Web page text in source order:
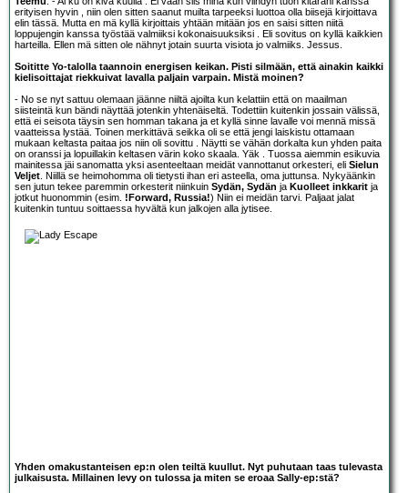
erityisen hyvin , niin olen sitten saanut muilta tarpeeksi luottoa olla biisejä kirjoittava
elin tässä. Mutta en mä kyllä kirjoittais yhtään mitään jos en saisi sitten niitä
loppujengin kanssa työstää valmiiksi kokonaisuuksiksi . Eli sovitus on kyllä kaikkien
harteilla. Ellen mä sitten ole nähnyt jotain suurta visiota jo valmiiks. Jessus.
Soititte Yo-talolla taannoin energisen keikan. Pisti silmään, että ainakin kaikki
kielisoittajat riekkuivat lavalla paljain varpain. Mistä moinen?
- No se nyt sattuu olemaan jäänne niiltä ajoilta kun kelattiin että on maailman
siisteintä kun bändi näyttää jotenkin yhtenäiseltä. Todettiin kuitenkin jossain välissä,
että ei seisota täysin sen homman takana ja et kyllä sinne lavalle voi mennä missä
vaatteissa lystää. Toinen merkittävä seikka oli se että jengi laiskistu ottamaan
mukaan keltasta paitaa jos niin oli sovittu . Näytti se vähän dorkalta kun yhden paita
on oranssi ja lopuillakin keltasen värin koko skaala. Yäk . Tuossa aiemmin esikuvia
mainitessa jäi sanomatta yksi asenteeltaan meidät vannottanut orkesteri, eli Sielun
Veljet. Niillä se heimohomma oli tietysti ihan eri asteella, oma juttunsa. Nykyäänkin
sen jutun tekee paremmin orkesterit niinkuin Sydän, Sydän ja Kuolleet inkkarit ja
jotkut huonommin (esim. !Forward, Russia!) Niin ei meidän tarvi. Paljaat jalat
kuitenkin tuntuu soittaessa hyvältä kun jalkojen alla jytisee.
Yhden omakustanteisen ep:n olen teiltä kuullut. Nyt puhutaan taas tulevasta
julkaisusta. Millainen levy on tulossa ja miten se eroaa Sally-ep:stä?